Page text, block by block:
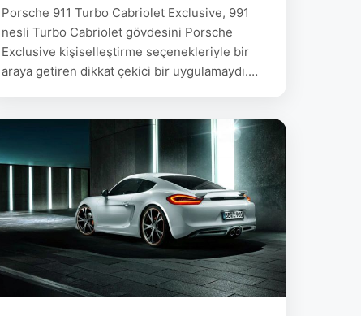
Porsche 911 Turbo Cabriolet Exclusive, 991
nesli Turbo Cabriolet gövdesini Porsche
Exclusive kişiselleştirme seçenekleriyle bir
araya getiren dikkat çekici bir uygulamaydı.
jant ve kabin kaplamalarının birlikte
sergilendiği bir paket olarak anlatıyordu. Slate
Grey dış renk ile Garnet Red deri iç mekân
arasındaki …